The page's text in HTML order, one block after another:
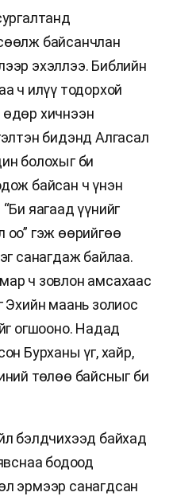
байсанчлан
эхэллээ. Библийн
ч илүү тодорхой
хичнээн
бидэнд Алгасал
болохыг би
байсан ч үнэн
яагаад үүнийг
гэж өөрийгөө
санагдаж байлаа.
ч зовлон амсахаас
Эхийн маань золиос
огшооно. Надад
Бурханы үг, хайр,
төлөө байсныг би
бэлдчихээд байхад
бодоод
эрмээр санагдсан